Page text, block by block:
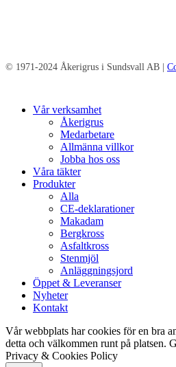
© 1971-2024 Åkerigrus i Sundsvall AB |
Close
Vår verksamhet
Åkerigrus
Medarbetare
Allmänna villkor
Jobba hos oss
Våra täkter
Produkter
Alla
CE-deklarationer
Makadam
Bergkross
Asfaltkross
Stenmjöl
Anläggningsjord
Öppet & Leveranser
Nyheter
Kontakt
Vår webbplats har cookies för en bra
detta och välkommen runt på platsen.
Privacy & Cookies Policy